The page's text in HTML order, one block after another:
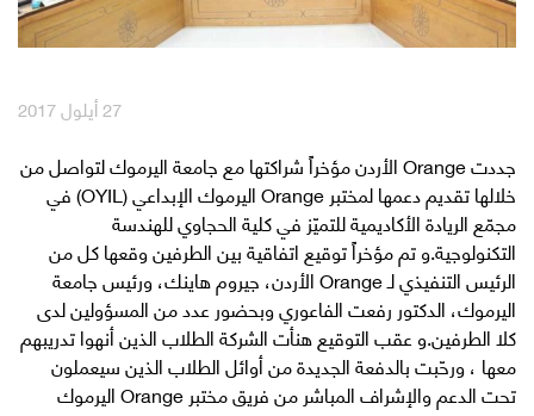
27 أيلول 2017
جددت Orange الأردن مؤخراً شراكتها مع جامعة اليرموك لتواصل من
خلالها تقديم دعمها لمختبر Orange اليرموك الإبداعي (OYIL) في
مجمّع الريادة الأكاديمية للتميّز في كلية الحجاوي للهندسة
التكنولوجية.و تم مؤخراً توقيع اتفاقية بين الطرفين وقعها كل من
الرئيس التنفيذي لـ Orange الأردن، جيروم هاينك، ورئيس جامعة
اليرموك، الدكتور رفعت الفاعوري وبحضور عدد من المسؤولين لدى
كلا الطرفين.و عقب التوقيع هنأت الشركة الطلاب الذين أنهوا تدريبهم
معها ، ورحّبت بالدفعة الجديدة من أوائل الطلاب الذين سيعملون
تحت الدعم والإشراف المباشر من فريق مختبر Orange اليرموك